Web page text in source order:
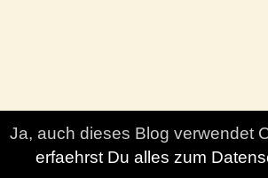
Ja, auch dieses Blog verwendet
erfaehrst Du alles zum